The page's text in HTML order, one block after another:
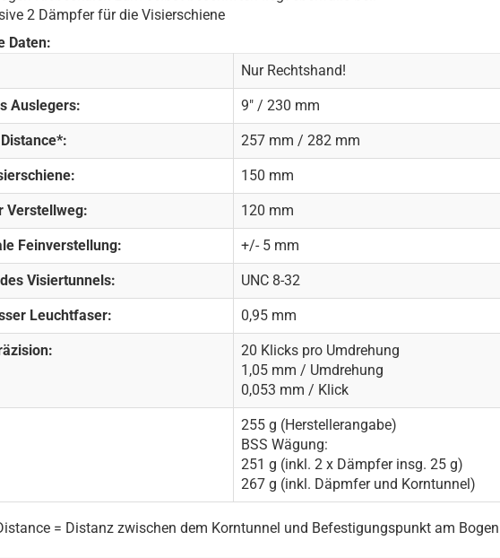
2 Dämpfer für die Visierschiene
Daten:
Nur Rechtshand!
Auslegers: 9" / 230 mm
257 mm / 282 mm
150 mm
Verstellweg: 120 mm
Feinverstellung: +/- 5 mm
Visiertunnels: UNC 8-32
Leuchtfaser: 0,95 mm
20 Klicks pro Umdrehung
1,05 mm / Umdrehung
0,053 mm / Klick
255 g (Herstellerangabe)
BSS Wägung:
251 g (inkl. 2 x Dämpfer insg. 25 g)
267 g (inkl. Däpmfer und Korntunnel)
= Distanz zwischen dem Korntunnel und Befestigungspunkt am